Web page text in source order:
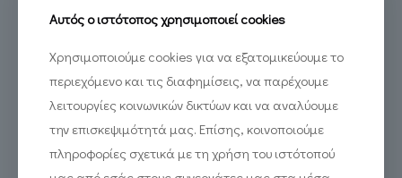
Αυτός ο ιστότοπος χρησιμοποιεί cookies
Χρησιμοποιούμε cookies για να εξατομικεύουμε το
περιεχόμενο και τις διαφημίσεις, να παρέχουμε
λειτουργίες κοινωνικών δικτύων και να αναλύουμε
την επισκεψιμότητά μας. Επίσης, κοινοποιούμε
πληροφορίες σχετικά με τη χρήση του ιστότοπού